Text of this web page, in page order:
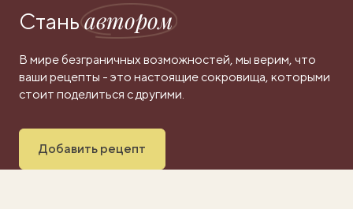
Станьавтором
В мире безграничных возможностей, мы верим, что
ваши рецепты - это настоящие сокровища, которыми
стоит поделиться с другими.
Добавить рецепт